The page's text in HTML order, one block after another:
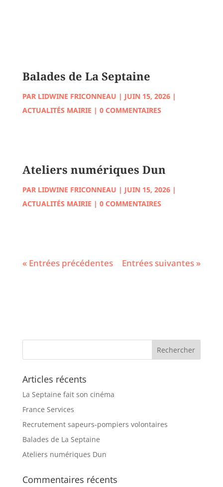
Balades de La Septaine
PAR LIDWINE FRICONNEAU | JUIN 15, 2026|
ACTUALITÉS MAIRIE | 0 COMMENTAIRES
Ateliers numériques Dun
PAR LIDWINE FRICONNEAU | JUIN 15, 2026|
ACTUALITÉS MAIRIE | 0 COMMENTAIRES
« Entrées précédentes Entrées suivantes »
Articles récents
La Septaine fait son cinéma
France Services
Recrutement sapeurs-pompiers volontaires
Balades de La Septaine
Ateliers numériques Dun
Commentaires récents